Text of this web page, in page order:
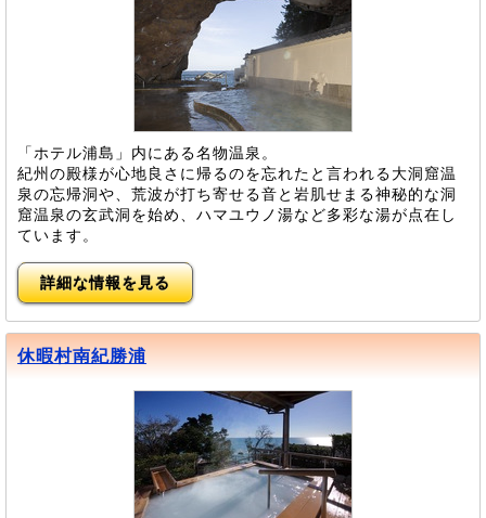
「ホテル浦島」内にある名物温泉。
紀州の殿様が心地良さに帰るのを忘れたと言われる大洞窟温
泉の忘帰洞や、荒波が打ち寄せる音と岩肌せまる神秘的な洞
窟温泉の玄武洞を始め、ハマユウノ湯など多彩な湯が点在し
ています。
詳細な情報を見る
休暇村南紀勝浦